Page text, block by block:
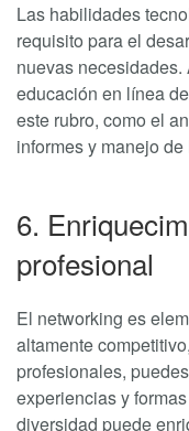
Las habilidades
requisito para el
nuevas
educación en línea
este rubro, como el
informes y manejo
6.
profesional
El networking es
altamente
profesionales,
experiencias y
diversidad puede